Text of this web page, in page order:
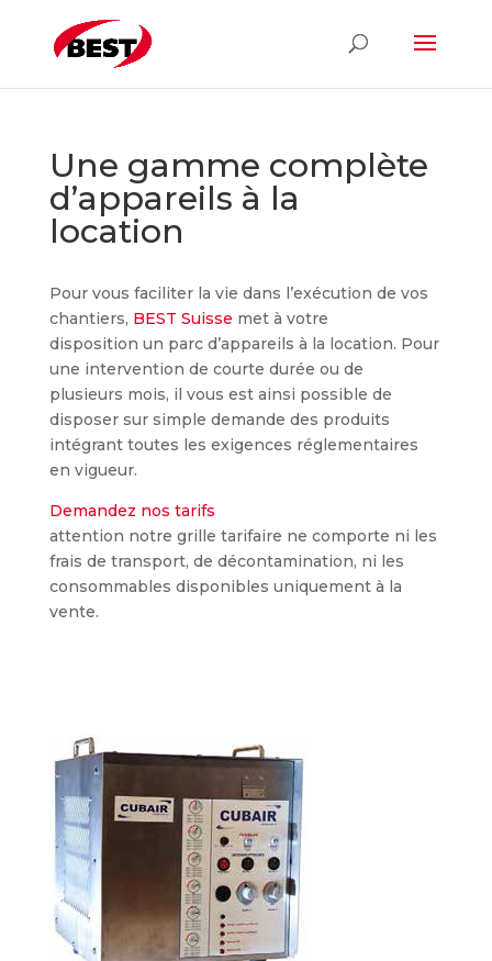
Une gamme complète
d’appareils à la
location
Pour vous faciliter la vie dans l’exécution de vos
chantiers, BEST Suisse met à votre
disposition un parc d’appareils à la location. Pour
une intervention de courte durée ou de
plusieurs mois, il vous est ainsi possible de
disposer sur simple demande des produits
intégrant toutes les exigences réglementaires
en vigueur.
Demandez nos tarifs
attention notre grille tarifaire ne comporte ni les
frais de transport, de décontamination, ni les
consommables disponibles uniquement à la
vente.